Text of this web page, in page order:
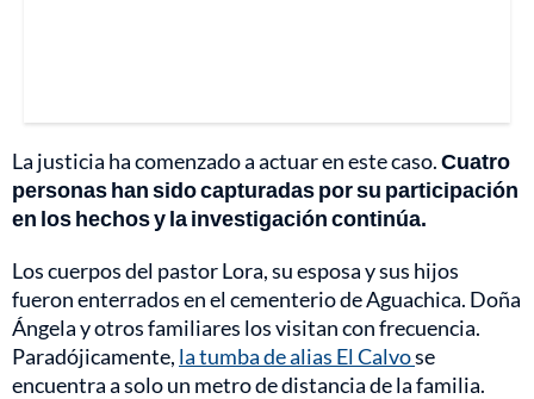
La justicia ha comenzado a actuar en este caso.Cuatro
personas han sido capturadas por su participación
en los hechos y la investigación continúa.
Los cuerpos del pastor Lora, su esposa y sus hijos
fueron enterrados en el cementerio de Aguachica. Doña
Ángela y otros familiares los visitan con frecuencia.
Paradójicamente, la tumba de alias El Calvose
encuentra a solo un metro de distancia de la familia.